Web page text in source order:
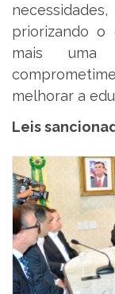
priorizando o
mais
melhorar a
Leis